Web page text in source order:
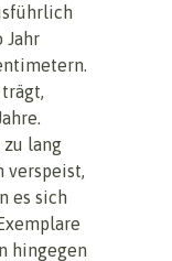
Jahr
lang
verspeist,
es sich
hingegen